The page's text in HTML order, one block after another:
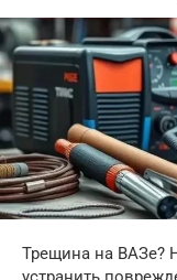
Трещина на ВАЗе?